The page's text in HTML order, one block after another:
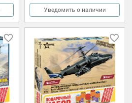
Уведомить о наличии